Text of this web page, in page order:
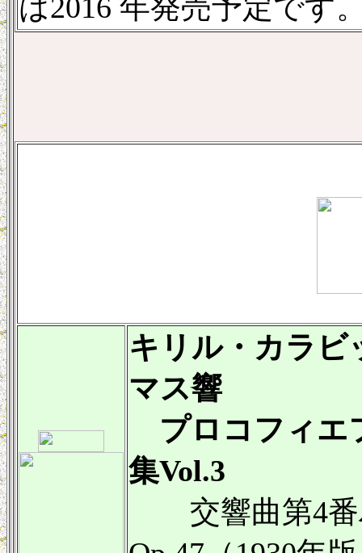
は2016 年発売予定です
キリル・カラビ
マス響
プロコフィエ
集Vol.3
交響曲第4番